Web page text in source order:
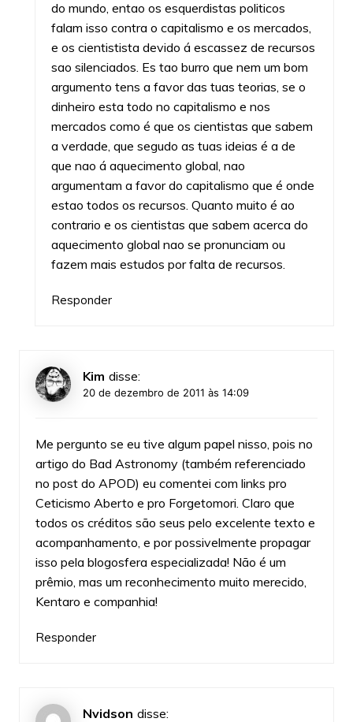
do mundo, entao os esquerdistas politicos
falam isso contra o capitalismo e os mercados,
e os cientistista devido á escassez de recursos
sao silenciados. Es tao burro que nem um bom
argumento tens a favor das tuas teorias, se o
dinheiro esta todo no capitalismo e nos
mercados como é que os cientistas que sabem
a verdade, que segudo as tuas ideias é a de
que nao á aquecimento global, nao
argumentam a favor do capitalismo que é onde
estao todos os recursos. Quanto muito é ao
contrario e os cientistas que sabem acerca do
aquecimento global nao se pronunciam ou
fazem mais estudos por falta de recursos.
Responder
Kim disse:
20 de dezembro de 2011 às 14:09
Me pergunto se eu tive algum papel nisso, pois no
artigo do Bad Astronomy (também referenciado
no post do APOD) eu comentei com links pro
Ceticismo Aberto e pro Forgetomori. Claro que
todos os créditos são seus pelo excelente texto e
acompanhamento, e por possivelmente propagar
isso pela blogosfera especializada! Não é um
prêmio, mas um reconhecimento muito merecido,
Kentaro e companhia!
Responder
Nvidson disse: